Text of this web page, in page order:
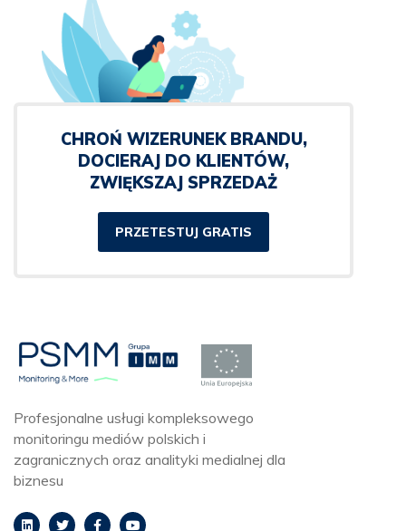
CHROŃ WIZERUNEK BRANDU,
DOCIERAJ DO KLIENTÓW,
ZWIĘKSZAJ SPRZEDAŻ
PRZETESTUJ GRATIS
Profesjonalne usługi kompleksowego
monitoringu mediów polskich i
zagranicznych oraz analityki medialnej dla
biznesu